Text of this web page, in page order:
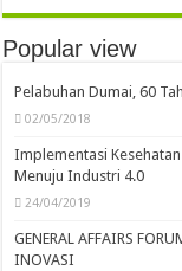
Popular view
Pelabuhan Dumai, 60
02/05/2018
Implementasi
Menuju Industri 4.0
24/04/2019
GENERAL AFFAIRS
INOVASI